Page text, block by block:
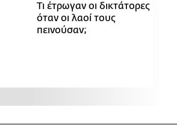
Τι έτρωγαν οι δικτάτορες
όταν οι λαοί τους
πεινούσαν;